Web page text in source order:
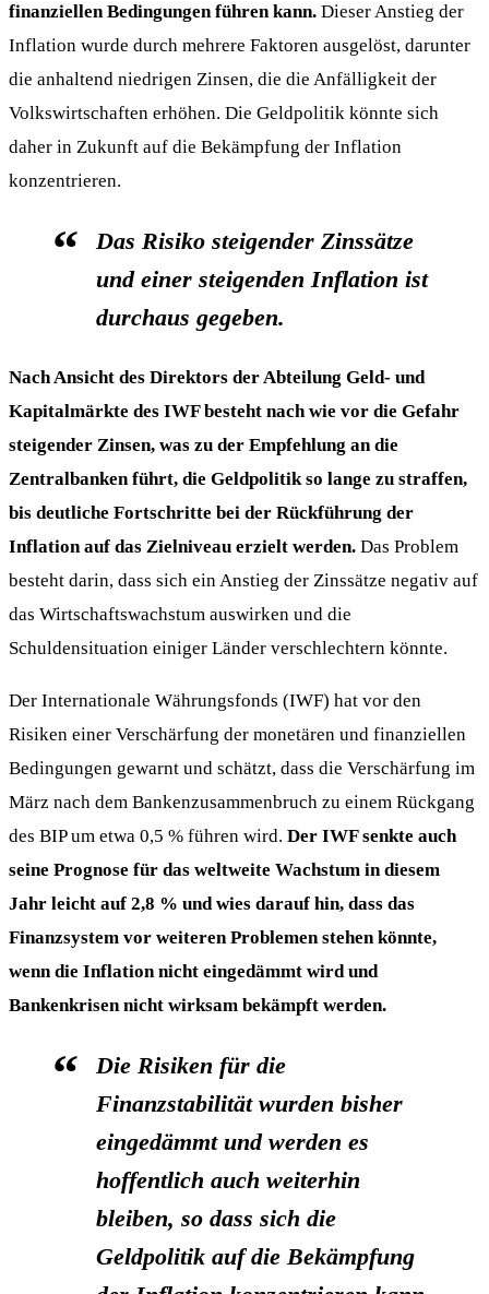
finanziellen Bedingungen führen kann. Dieser Anstieg der
Inflation wurde durch mehrere Faktoren ausgelöst, darunter
die anhaltend niedrigen Zinsen, die die Anfälligkeit der
Volkswirtschaften erhöhen. Die Geldpolitik könnte sich
daher in Zukunft auf die Bekämpfung der Inflation
konzentrieren.
Das Risiko steigender Zinssätze
und einer steigenden Inflation ist
durchaus gegeben.
Nach Ansicht des Direktors der Abteilung Geld- und
Kapitalmärkte des IWF besteht nach wie vor die Gefahr
steigender Zinsen, was zu der Empfehlung an die
Zentralbanken führt, die Geldpolitik so lange zu straffen,
bis deutliche Fortschritte bei der Rückführung der
Inflation auf das Zielniveau erzielt werden. Das Problem
besteht darin, dass sich ein Anstieg der Zinssätze negativ auf
das Wirtschaftswachstum auswirken und die
Schuldensituation einiger Länder verschlechtern könnte.
Der Internationale Währungsfonds (IWF) hat vor den
Risiken einer Verschärfung der monetären und finanziellen
Bedingungen gewarnt und schätzt, dass die Verschärfung im
März nach dem Bankenzusammenbruch zu einem Rückgang
des BIP um etwa 0,5 % führen wird. Der IWF senkte auch
seine Prognose für das weltweite Wachstum in diesem
Jahr leicht auf 2,8 % und wies darauf hin, dass das
Finanzsystem vor weiteren Problemen stehen könnte,
wenn die Inflation nicht eingedämmt wird und
Bankenkrisen nicht wirksam bekämpft werden.
Die Risiken für die
Finanzstabilität wurden bisher
eingedämmt und werden es
hoffentlich auch weiterhin
bleiben, so dass sich die
Geldpolitik auf die Bekämpfung